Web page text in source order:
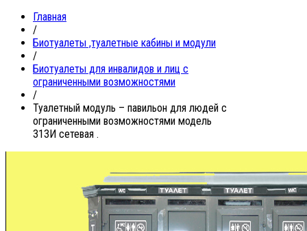
Главная
/
Биотуалеты ,туалетные кабины и модули
/
Биотуалеты для инвалидов и лиц с
ограниченными возможностями
/
Туалетный модуль – павильон для людей с
ограниченными возможностями модель
313И сетевая .